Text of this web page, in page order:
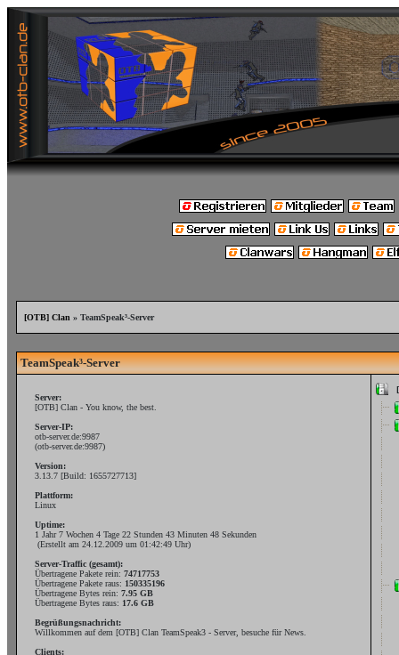
[OTB] Clan » TeamSpeak³-Server
TeamSpeak³-Server
Server:
[OTB] Clan - You know, the best.
Server-IP:
otb-server.de:9987
(otb-server.de:9987)
Version:
3.13.7 [Build: 1655727713]
Plattform:
Linux
Uptime:
1 Jahr 7 Wochen 4 Tage 22 Stunden 43 Minuten 48 Sekunden
(Erstellt am 24.12.2009 um 01:42:49 Uhr)
Server-Traffic (gesamt):
Übertragene Pakete rein: 74717753
Übertragene Pakete raus: 150335196
Übertragene Bytes rein: 7.95 GB
Übertragene Bytes raus: 17.6 GB
Begrüßungsnachricht:
Willkommen auf dem [OTB] Clan TeamSpeak3 - Server, besuche für News.
Clients: